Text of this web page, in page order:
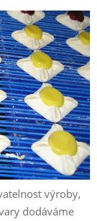
výroby,
dodáváme